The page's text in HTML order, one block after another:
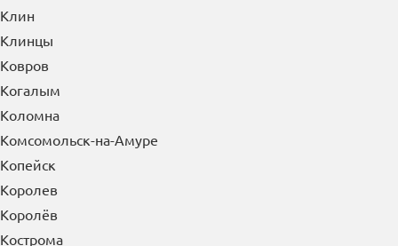
Кинешма
Кириши
Киров
Кирово-Чепецк
Киселевск
Кисловодск
Климовск
Клин
Клинцы
Ковров